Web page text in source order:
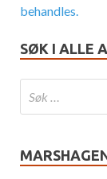
behandles.
SØK I ALLE